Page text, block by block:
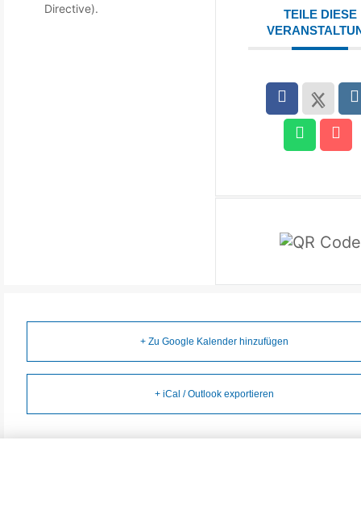
Directive).
TEILE DIESE
+ Zu Google Kalender hinzufügen
+ iCal / Outlook exportieren